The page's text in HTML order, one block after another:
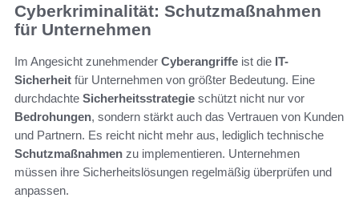
Cyberkriminalität: Schutzmaßnahmen
für Unternehmen
Im Angesicht zunehmender Cyberangriffe ist die IT-
Sicherheit für Unternehmen von größter Bedeutung. Eine
durchdachte Sicherheitsstrategie schützt nicht nur vor
Bedrohungen, sondern stärkt auch das Vertrauen von Kunden
und Partnern. Es reicht nicht mehr aus, lediglich technische
Schutzmaßnahmen zu implementieren. Unternehmen
müssen ihre Sicherheitslösungen regelmäßig überprüfen und
anpassen.